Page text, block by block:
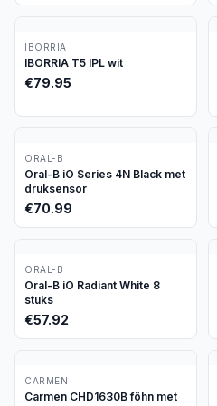
IBORRIA
IBORRIA T5 IPL wit
€79.95
ORAL-B
Oral-B iO Series 4N Black met
druksensor
€70.99
ORAL-B
Oral-B iO Radiant White 8
stuks
€57.92
CARMEN
Carmen CHD1630B föhn met